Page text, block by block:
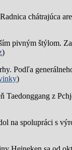
Radnica chátrajúca
pivným štýlom.
)
Podľa
)
Taedonggang z
na spolupráci s